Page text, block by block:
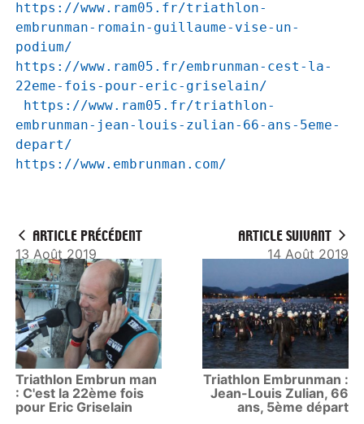
https://www.ram05.fr/triathlon-
embrunman-romain-guillaume-vise-un-
podium/
https://www.ram05.fr/embrunman-cest-la-
22eme-fois-pour-eric-griselain/
https://www.ram05.fr/triathlon-
embrunman-jean-louis-zulian-66-ans-5eme-
depart/
https://www.embrunman.com/
ARTICLE PRÉCÉDENT
13 Août 2019
Triathlon Embrun man
: C'est la 22ème fois
pour Eric Griselain
ARTICLE SUIVANT
14 Août 2019
Triathlon Embrunman :
Jean-Louis Zulian, 66
ans, 5ème départ